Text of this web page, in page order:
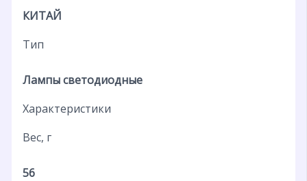
КИТАЙ
Тип
Лампы светодиодные
Характеристики
Вес, г
56